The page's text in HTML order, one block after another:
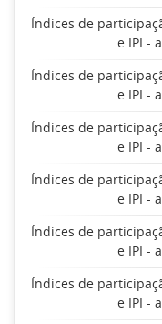
Índices de
e IPI -
Índices de
e IPI -
Índices de
e IPI -
Índices de
e IPI -
Índices de
e IPI -
Índices de
e IPI -